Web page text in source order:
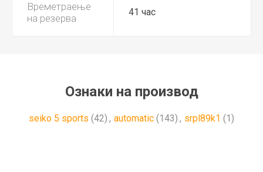
Времетраење
на резерва
41 час
Ознаки на производ
seiko 5 sports (42) , automatic (143) , srpl89k1 (1)